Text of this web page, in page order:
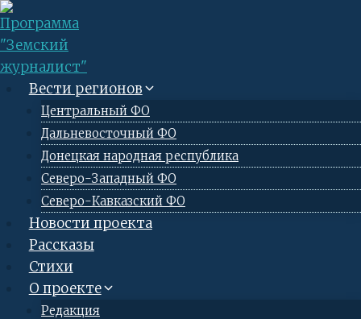
Перейти
к
содержимому
Вести регионов
Центральный ФО
Дальневосточный ФО
Донецкая народная республика
Северо-Западный ФО
Северо-Кавказский ФО
Новости проекта
Рассказы
Стихи
О проекте
Редакция